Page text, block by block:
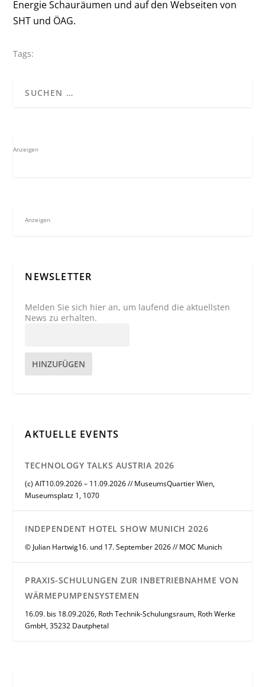
Energie Schauräumen und auf den Webseiten von
SHT und ÖAG.
Tags:
Anzeigen
Anzeigen
NEWSLETTER
Melden Sie sich hier an, um laufend die aktuellsten
News zu erhalten.
HINZUFÜGEN
AKTUELLE EVENTS
TECHNOLOGY TALKS AUSTRIA 2026
(c) AIT10.09.2026 – 11.09.2026 // MuseumsQuartier Wien,
Museumsplatz 1, 1070
INDEPENDENT HOTEL SHOW MUNICH 2026
© Julian Hartwig16. und 17. September 2026 // MOC Munich
PRAXIS-SCHULUNGEN ZUR INBETRIEBNAHME VON
WÄRMEPUMPENSYSTEMEN
16.09. bis 18.09.2026, Roth Technik-Schulungsraum, Roth Werke
GmbH, 35232 Dautphetal